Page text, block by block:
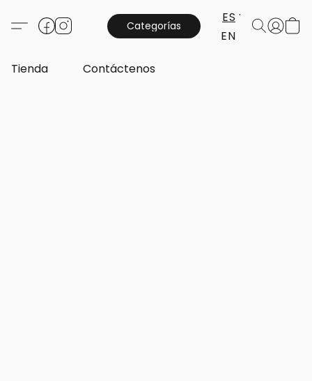
Categorías
ES
EN
Tienda Contáctenos